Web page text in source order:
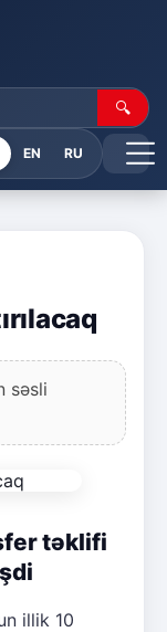
🔍
EN RU
səsli
təklifi
illik 10